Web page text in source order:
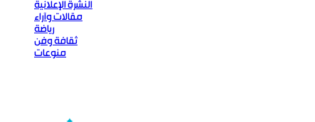
النشرة الإعلانية
مقالات وآراء
رياضة
ثقافة وفن
منوعات